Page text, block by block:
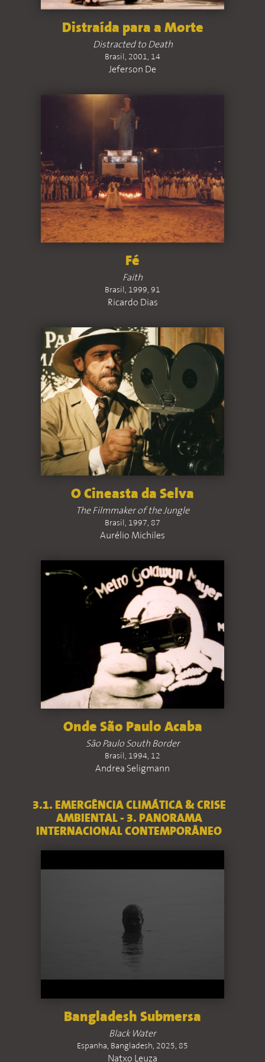
Distraída para a Morte
Distracted to Death
Brasil, 2001, 14
Jeferson De
Fé
Faith
Brasil, 1999, 91
Ricardo Dias
O Cineasta da Selva
The Filmmaker of the Jungle
Brasil, 1997, 87
Aurélio Michiles
Onde São Paulo Acaba
São Paulo South Border
Brasil, 1994, 12
Andrea Seligmann
3.1. EMERGÊNCIA CLIMÁTICA & CRISE
AMBIENTAL - 3. PANORAMA
INTERNACIONAL CONTEMPORÂNEO
Bangladesh Submersa
Black Water
Espanha, Bangladesh, 2025, 85
Natxo Leuza